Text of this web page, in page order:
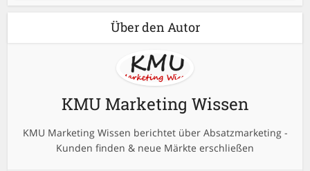
Über den Autor
KMU Marketing Wissen
KMU Marketing Wissen berichtet über Absatzmarketing -
Kunden finden & neue Märkte erschließen